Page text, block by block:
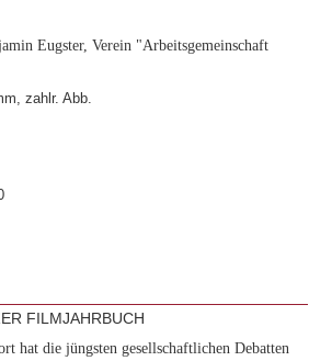
Eugster, Verein "Arbeitsgemeinschaft
zahlr. Abb.
FILMJAHRBUCH
hat die jüngsten gesellschaftlichen Debatten